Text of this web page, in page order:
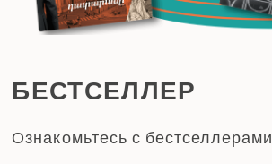
БЕСТСЕЛЛЕР
Ознакомьтесь с бестселлерами